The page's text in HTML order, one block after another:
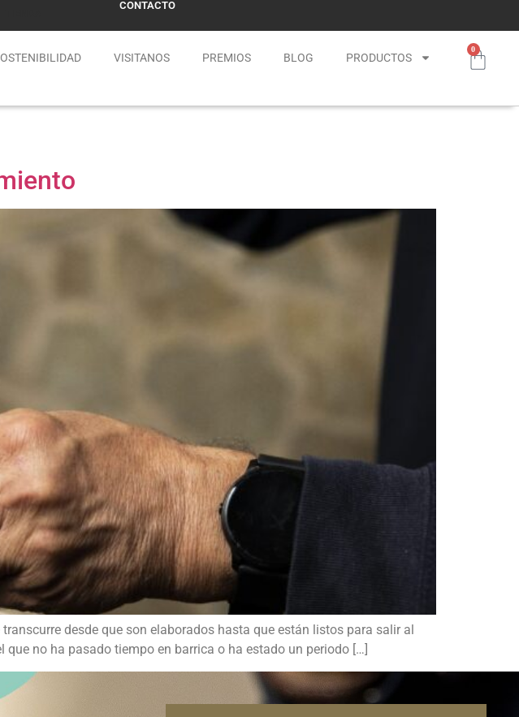
CONTACTO
VISITANOS PREMIOS BLOG PRODUCTOS
0
desde que son elaborados hasta que están listos para salir al
no ha pasado tiempo en barrica o ha estado un periodo […]